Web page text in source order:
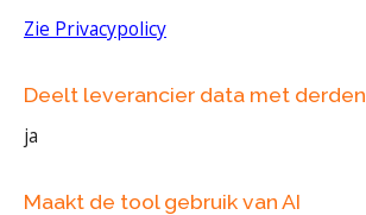
Zie Privacypolicy
Deelt leverancier data met derden
ja
Maakt de tool gebruik van AI